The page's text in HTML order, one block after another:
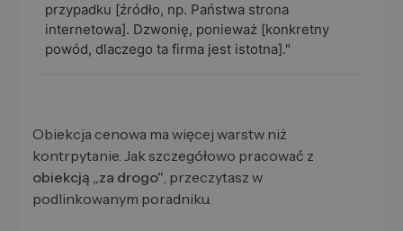
przypadku [źródło, np. Państwa strona
internetowa]. Dzwonię, ponieważ [konkretny
powód, dlaczego ta firma jest istotna]."
Obiekcja cenowa ma więcej warstw niż
kontrpytanie. Jak szczegółowo pracować z
obiekcją „za drogo", przeczytasz w
podlinkowanym poradniku.